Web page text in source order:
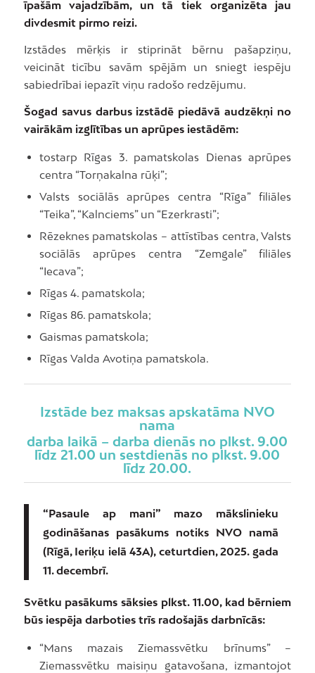
īpašām vajadzībām, un tā tiek organizēta jau
divdesmit pirmo reizi.
Izstādes mērķis ir stiprināt bērnu pašapziņu,
veicināt ticību savām spējām un sniegt iespēju
sabiedrībai iepazīt viņu radošo redzējumu.
Šogad savus darbus izstādē piedāvā audzēkņi no
vairākām izglītības un aprūpes iestādēm:
tostarp Rīgas 3. pamatskolas Dienas aprūpes
centra “Torņakalna rūķi”;
Valsts sociālās aprūpes centra “Rīga” filiāles
“Teika”, “Kalnciems” un “Ezerkrasti”;
Rēzeknes pamatskolas – attīstības centra, Valsts
sociālās aprūpes centra “Zemgale” filiāles
“Iecava”;
Rīgas 4. pamatskola;
Rīgas 86. pamatskola;
Gaismas pamatskola;
Rīgas Valda Avotiņa pamatskola.
Izstāde bez maksas apskatāma NVO
nama
darba laikā – darba dienās no plkst. 9.00
līdz 21.00 un sestdienās no plkst. 9.00
līdz 20.00.
“Pasaule ap mani” mazo mākslinieku
godināšanas pasākums notiks NVO namā
(Rīgā, Ieriķu ielā 43A), ceturtdien, 2025. gada
11. decembrī.
Svētku pasākums sāksies plkst. 11.00, kad bērniem
būs iespēja darboties trīs radošajās darbnīcās:
“Mans mazais Ziemassvētku brīnums” –
Ziemassvētku maisiņu gatavošana, izmantojot